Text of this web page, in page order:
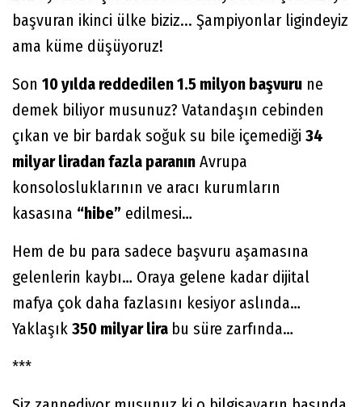
başvuran ikinci ülke biziz... Şampiyonlar ligindeyiz
ama küme düşüyoruz!
Son 10 yılda reddedilen 1.5 milyon başvuru ne
demek biliyor musunuz? Vatandaşın cebinden
çıkan ve bir bardak soğuk su bile içemediği 34
milyar liradan fazla paranın Avrupa
konsolosluklarının ve aracı kurumların
kasasına “hibe” edilmesi…
Hem de bu para sadece başvuru aşamasına
gelenlerin kaybı… Oraya gelene kadar dijital
mafya çok daha fazlasını kesiyor aslında…
Yaklaşık 350 milyar lira bu süre zarfında…
***